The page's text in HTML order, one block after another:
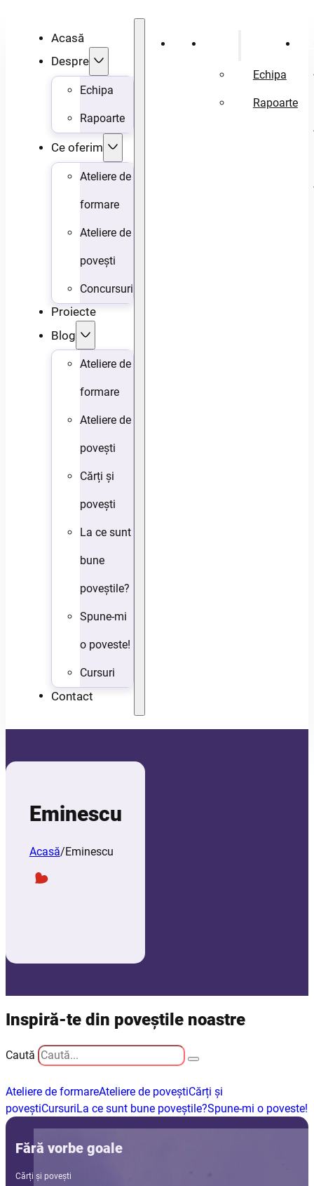
Acasă
Despre
Echipa
Rapoarte
Ce oferim
Ateliere de
formare
Ateliere de
povești
Concursuri
Proiecte
Blog
Ateliere de
formare
Ateliere de
povești
Cărți și
povești
La ce sunt
bune
poveștile?
Spune-mi
o poveste!
Cursuri
Contact
Acasă
Echipa
Rapoarte
Eminescu
Acasă/Eminescu
Inspiră-te din poveștile noastre
Caută
Ateliere de formareAteliere de poveștiCărți și
poveștiCursuriLa ce sunt bune poveștile?Spune-mi o poveste!
Fără vorbe goale
Cărți și povești